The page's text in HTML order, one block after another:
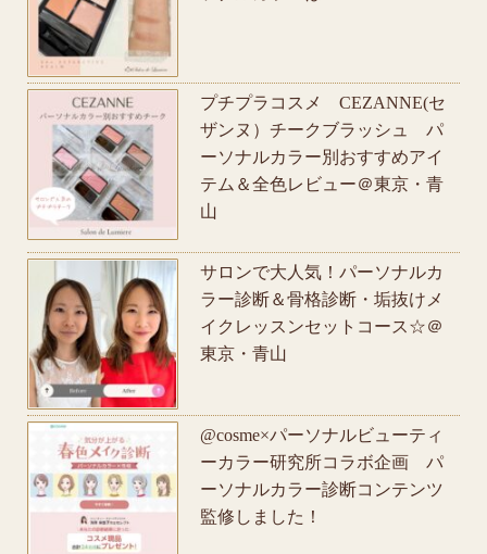
プチプラコスメ CEZANNE(セ
ザンヌ）チークブラッシュ パ
ーソナルカラー別おすすめアイ
テム＆全色レビュー＠東京・青
山
サロンで大人気！パーソナルカ
ラー診断＆骨格診断・垢抜けメ
イクレッスンセットコース☆＠
東京・青山
@cosme×パーソナルビューティ
ーカラー研究所コラボ企画 パ
ーソナルカラー診断コンテンツ
監修しました！